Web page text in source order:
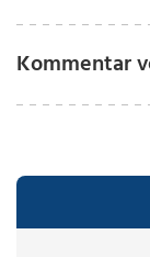
Kommentar